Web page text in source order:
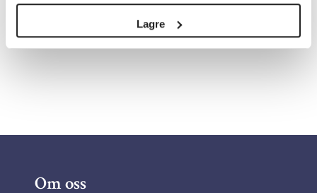
Lagre
Om oss